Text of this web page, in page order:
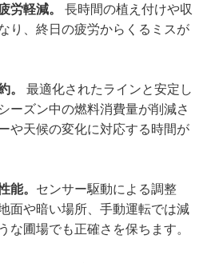
労軽減。
長時間の植え付けや収
り、終日の疲労からくるミスが
。
最適化されたラインと安定し
ーズン中の燃料消費量が削減さ
や天候の変化に対応する時間が
能。 センサー駆動による調整
面や暗い場所、手動運転では減
な圃場でも正確さを保ちます。